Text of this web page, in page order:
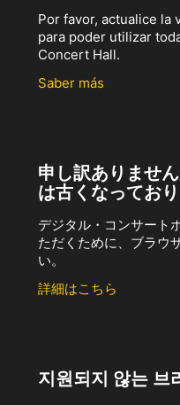
Por favor, actualice la
para poder utilizar
Concert Hall.
Saber más
申し訳ありませ
は古くなってお
デジタル・コンサート
ただくために、ブラウ
い。
詳細はこちら
지원되지 않는 브